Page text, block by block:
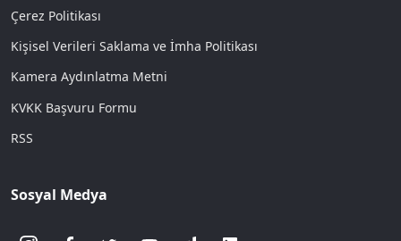
Çerez Politikası
Kişisel Verileri Saklama ve İmha Politikası
Kamera Aydınlatma Metni
KVKK Başvuru Formu
RSS
Sosyal Medya